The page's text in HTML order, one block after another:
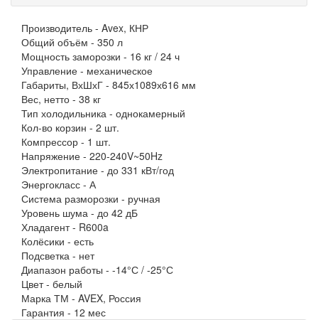
Производитель - Avex, КНР
Общий объём - 350 л
Мощность заморозки - 16 кг / 24 ч
Управление - механическое
Габариты, ВхШхГ - 845х1089х616 мм
Вес, нетто - 38 кг
Тип холодильника - однокамерный
Кол-во корзин - 2 шт.
Компрессор - 1 шт.
Напряжение - 220-240V~50Hz
Электропитание - до 331 кВт/год
Энергокласс - А
Система разморозки - ручная
Уровень шума - до 42 дБ
Хладагент - R600a
Колёсики - есть
Подсветка - нет
Диапазон работы - -14°С / -25°С
Цвет - белый
Марка ТМ - AVEX, Россия
Гарантия - 12 мес